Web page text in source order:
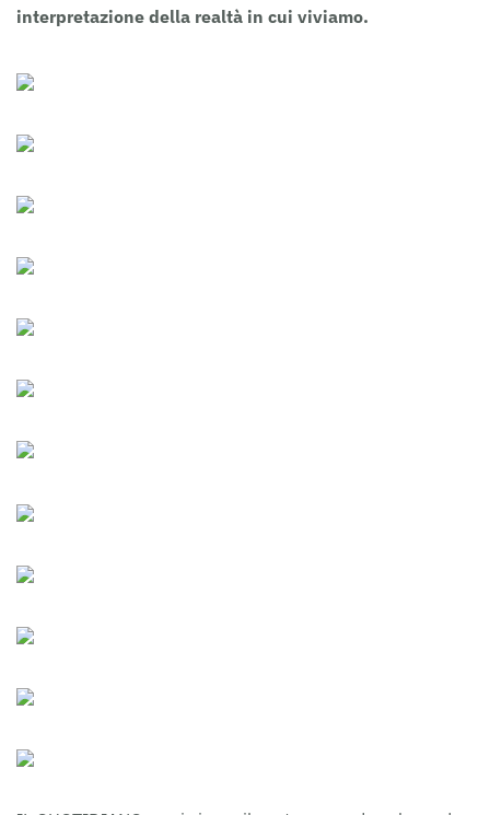
interpretazione della realtà in cui viviamo.